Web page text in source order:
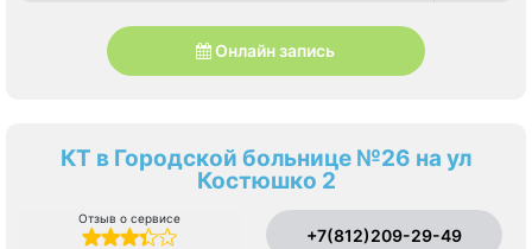
Онлайн запись
КТ в Городской больнице №26 на ул
Костюшко 2
Отзыв о сервисе
+7(812)209-29-49